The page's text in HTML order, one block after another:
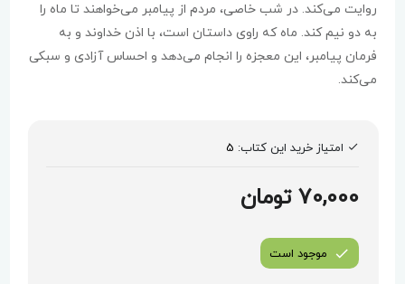
روایت می‌کند. در شب خاصی، مردم از پیامبر می‌خواهند تا ماه را
به دو نیم کند. ماه که راوی داستان است، با اذن خداوند و به
فرمان پیامبر، این معجزه را انجام می‌دهد و احساس آزادی و سبکی
می‌کند.
امتیاز خرید این کتاب: 5
70,000 تومان
موجود است